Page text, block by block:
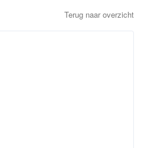
Terug naar overzicht